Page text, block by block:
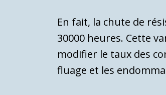
En fait, la chute de
30000 heures. Cette
mo­difier le taux des
fluage et les